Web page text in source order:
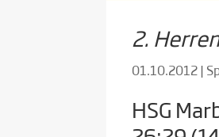
2.
01.10.2012|
HSG